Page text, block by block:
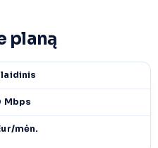
planą
Mbps
mėn.